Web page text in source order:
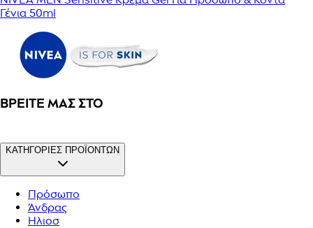
Γένια 50ml
ΒΡΕΊΤΕ ΜΑΣ ΣΤΟ
ΚΑΤΗΓΟΡΙΕΣ ΠΡΟΪΟΝΤΩΝ
Πρόσωπο
Άνδρας
Ηλιοσ